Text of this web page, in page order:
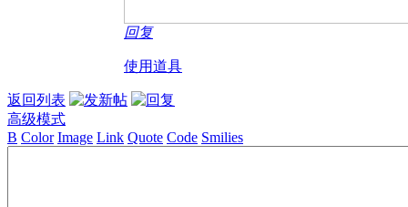
回复
使用道具
返回列表
高级模式
B Color Image Link Quote Code Smilies